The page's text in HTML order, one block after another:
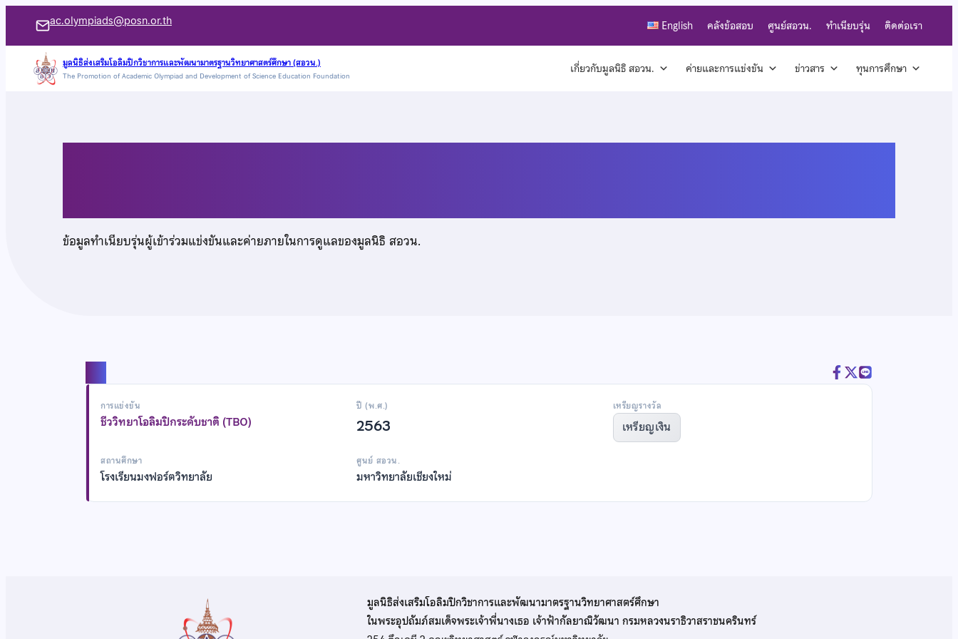
เนื้อหา
ac.olympiads@posn.or.th English คลังข้อสอบ ศูนย์สอวน. ทำเนียบรุ่น ติดต่อเรา
มูลนิธิส่งเสริมโอลิมปิกวิชาการและพัฒนามาตรฐานวิทยาศาสตร์ศึกษา (สอวน.)
The Promotion of Academic Olympiad and Development of Science Education Foundation เกี่ยวกับมูลนิธิ สอวน. ค่ายและการแข่งขัน ข่าวสาร ทุนการศึกษา
ข้อมูลทำเนียบรุ่นผู้เข้าร่วมแข่งขันและค่ายภายในการดูแลของมูลนิธิ สอวน.
การแข่งขัน
ชีววิทยาโอลิมปิกระดับชาติ (TBO)
ปี (พ.ศ.)
2563
เหรียญรางวัล
เหรียญเงิน
สถานศึกษา
โรงเรียนมงฟอร์ตวิทยาลัย
ศูนย์ สอวน.
มหาวิทยาลัยเชียงใหม่
มูลนิธิส่งเสริมโอลิมปิกวิชาการและพัฒนามาตรฐานวิทยาศาสตร์ศึกษา
ในพระอุปถัมภ์สมเด็จพระเจ้าพี่นางเธอ เจ้าฟ้ากัลยาณิวัฒนา กรมหลวงนราธิวาสราชนครินทร์